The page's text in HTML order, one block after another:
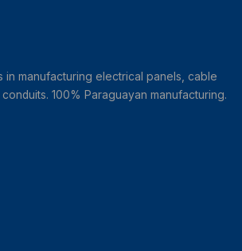
in manufacturing electrical panels, cable
100% Paraguayan manufacturing.